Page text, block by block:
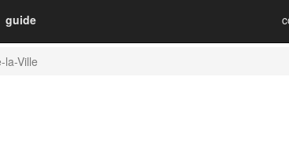
guide
la-Ville